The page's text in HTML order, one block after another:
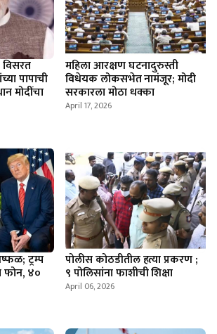
पापाची
मोदींचा
महिला आरक्षण घटनादुरुस्ती
विधेयक लोकसभेत नामंजूर; मोदी
सरकारला मोठा धक्का
April 17, 2026
ट्रम्प
फोन, ४०
पोलीस कोठडीतील हत्या प्रकरण ;
९ पोलिसांना फाशीची शिक्षा
April 06, 2026